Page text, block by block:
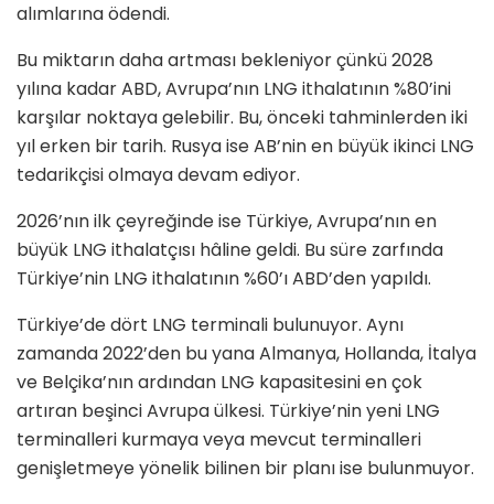
alımlarına ödendi.
Bu miktarın daha artması bekleniyor çünkü 2028
yılına kadar ABD, Avrupa’nın LNG ithalatının %80’ini
karşılar noktaya gelebilir. Bu, önceki tahminlerden iki
yıl erken bir tarih. Rusya ise AB’nin en büyük ikinci LNG
tedarikçisi olmaya devam ediyor.
2026’nın ilk çeyreğinde ise Türkiye, Avrupa’nın en
büyük LNG ithalatçısı hâline geldi. Bu süre zarfında
Türkiye’nin LNG ithalatının %60’ı ABD’den yapıldı.
Türkiye’de dört LNG terminali bulunuyor. Aynı
zamanda 2022’den bu yana Almanya, Hollanda, İtalya
ve Belçika’nın ardından LNG kapasitesini en çok
artıran beşinci Avrupa ülkesi. Türkiye’nin yeni LNG
terminalleri kurmaya veya mevcut terminalleri
genişletmeye yönelik bilinen bir planı ise bulunmuyor.